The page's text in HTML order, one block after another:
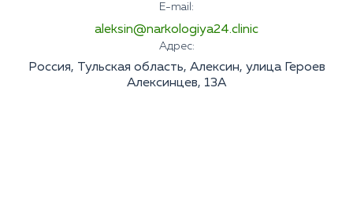
E-mail:
aleksin@narkologiya24.clinic
Адрес:
Россия, Тульская область, Алексин, улица Героев
Алексинцев, 13А